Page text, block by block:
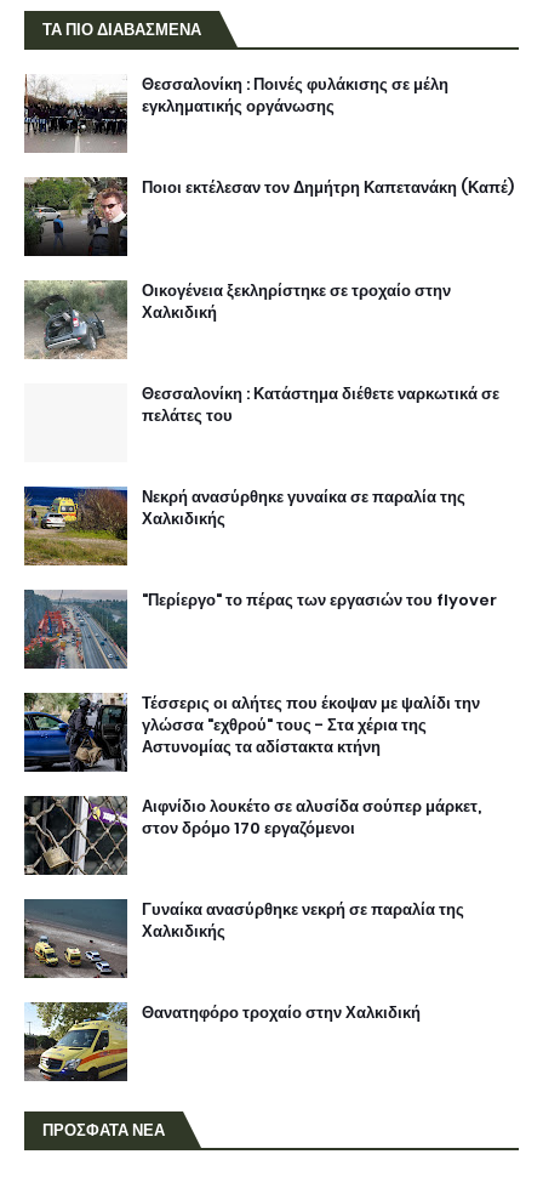
ΤΑ ΠΙΟ ΔΙΑΒΑΣΜΕΝΑ
Θεσσαλονίκη : Ποινές φυλάκισης σε μέλη
εγκληματικής οργάνωσης
Ποιοι εκτέλεσαν τον Δημήτρη Καπετανάκη (Καπέ)
Οικογένεια ξεκληρίστηκε σε τροχαίο στην
Χαλκιδική
Θεσσαλονίκη : Κατάστημα διέθετε ναρκωτικά σε
πελάτες του
Νεκρή ανασύρθηκε γυναίκα σε παραλία της
Χαλκιδικής
"Περίεργο" το πέρας των εργασιών του flyover
Τέσσερις οι αλήτες που έκοψαν με ψαλίδι την
γλώσσα "εχθρού" τους - Στα χέρια της
Αστυνομίας τα αδίστακτα κτήνη
Αιφνίδιο λουκέτο σε αλυσίδα σούπερ μάρκετ,
στον δρόμο 170 εργαζόμενοι
Γυναίκα ανασύρθηκε νεκρή σε παραλία της
Χαλκιδικής
Θανατηφόρο τροχαίο στην Χαλκιδική
ΠΡΟΣΦΑΤΑ ΝΕΑ